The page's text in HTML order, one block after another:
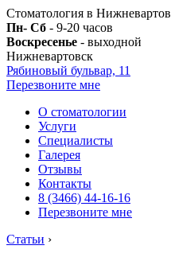
Стоматология в
Пн- Сб - 9-20 часов
Воскресенье - выходной
Нижневартовск
Рябиновый бульвар, 11
Перезвоните мне
О стоматологии
Услуги
Специалисты
Галерея
Отзывы
Контакты
8 (3466) 44-16-16
Перезвоните мне
Статьи ›